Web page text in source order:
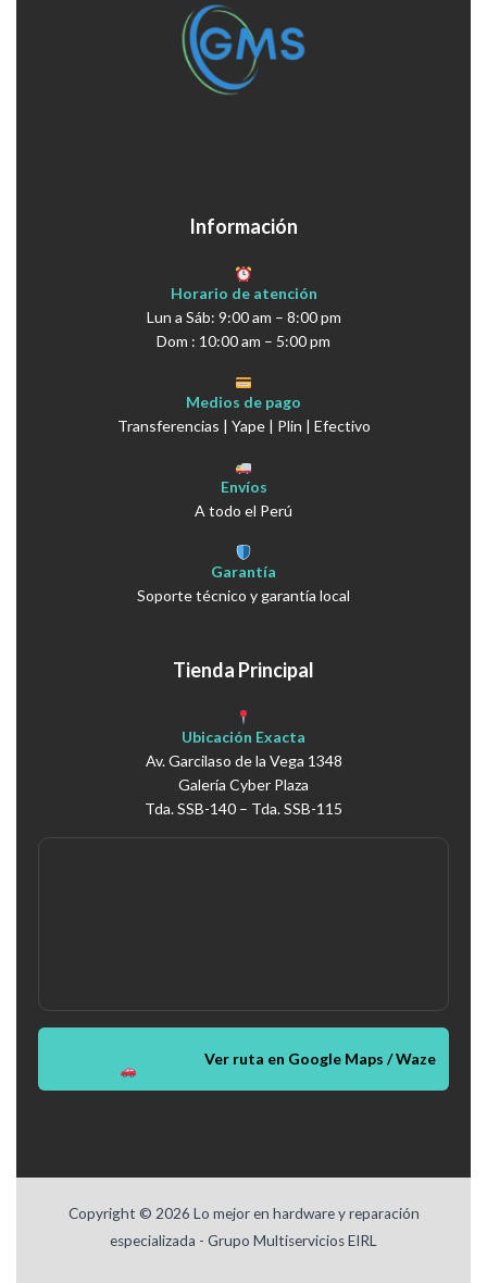
Información
Horario de atención
Lun a Sáb: 9:00 am – 8:00 pm
Dom : 10:00 am – 5:00 pm
Medios de pago
Transferencias | Yape | Plin | Efectivo
Envíos
A todo el Perú
Garantía
Soporte técnico y garantía local
Tienda Principal
Ubicación Exacta
Av. Garcilaso de la Vega 1348
Galería Cyber Plaza
Tda. SSB-140 – Tda. SSB-115
Ver ruta en Google Maps / Waze
Copyright © 2026 Lo mejor en hardware y reparación
especializada - Grupo Multiservicios EIRL